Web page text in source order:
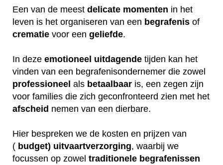
Een van de meest delicate momenten in het
leven is het organiseren van een begrafenis of
crematie voor een geliefde.
In deze emotioneel uitdagende tijden kan het
vinden van een begrafenisondernemer die zowel
professioneel als betaalbaar is, een zegen zijn
voor families die zich geconfronteerd zien met het
afscheid nemen van een dierbare.
Hier bespreken we de kosten en prijzen van
( budget) uitvaartverzorging, waarbij we
focussen op zowel traditionele begrafenissen